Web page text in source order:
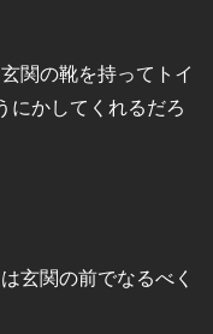
関の靴を持ってトイ
にかしてくれるだろ
玄関の前でなるべく